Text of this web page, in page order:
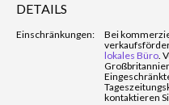
DETAILS
Einschränkungen:
Bei
lokales Büro.
kontaktieren